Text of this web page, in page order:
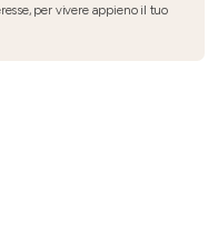
per vivere appieno il tuo